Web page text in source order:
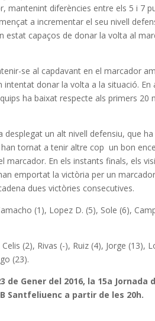
mantenint diferències entre els 5 i 7
a incrementar el seu nivell
estat capaços de donar la volta al
se al capdavant en el marcador
intentat donar la volta a la situació.
ha baixat respecte als primers 20
un alt nivell defensiu, que
tornat a tenir altre cop un bon
En els instants finals, els
emportat la victòria per un
dues victòries consecutives.
(1), Lopez D. (5), Sole (6),
Celis (2), Rivas (-), Ruiz (4), Jorge (13),
(23).
Gener del 2016, la 15a Jornada
Santfeliuenc a partir de les 20h.